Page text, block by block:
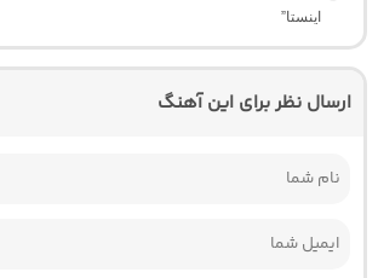
اینستا”
ارسال نظر برای این آهنگ